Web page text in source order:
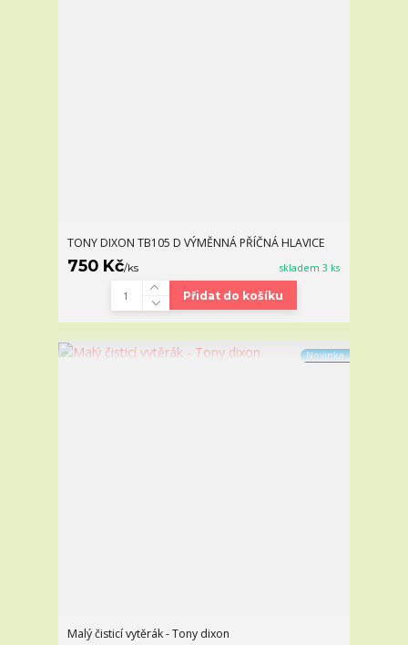
TONY DIXON TB105 D VÝMĚNNÁ PŘÍČNÁ HLAVICE
750 Kč/ks skladem 3 ks
Přidat do košíku
Novinka
Malý čisticí vytěrák - Tony dixon